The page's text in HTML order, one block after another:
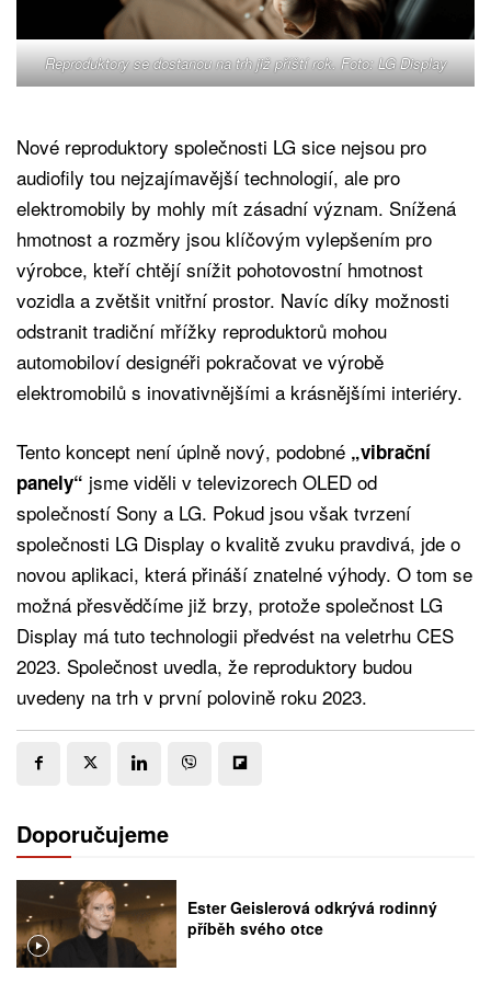
Reproduktory se dostanou na trh již příští rok. Foto: LG Display
Nové reproduktory společnosti LG sice nejsou pro
audiofily tou nejzajímavější technologií, ale pro
elektromobily by mohly mít zásadní význam. Snížená
hmotnost a rozměry jsou klíčovým vylepšením pro
výrobce, kteří chtějí snížit pohotovostní hmotnost
vozidla a zvětšit vnitřní prostor. Navíc díky možnosti
odstranit tradiční mřížky reproduktorů mohou
automobiloví designéři pokračovat ve výrobě
elektromobilů s inovativnějšími a krásnějšími interiéry.
Tento koncept není úplně nový, podobné „vibrační
panely“ jsme viděli v televizorech OLED od
společností Sony a LG. Pokud jsou však tvrzení
společnosti LG Display o kvalitě zvuku pravdivá, jde o
novou aplikaci, která přináší znatelné výhody. O tom se
možná přesvědčíme již brzy, protože společnost LG
Display má tuto technologii předvést na veletrhu CES
2023. Společnost uvedla, že reproduktory budou
uvedeny na trh v první polovině roku 2023.
Doporučujeme
Ester Geislerová odkrývá rodinný
příběh svého otce